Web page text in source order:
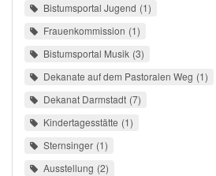
Bistumsportal Jugend 1
Frauenkommission 1
Bistumsportal Musik 3
Dekanate auf dem Pastoralen Weg 1
Dekanat Darmstadt 7
Kindertagesstätte 1
Sternsinger 1
Ausstellung 2